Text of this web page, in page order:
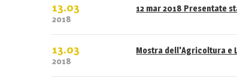
13.03
2018
12 mar 2018 Presentate
13.03
2018
Mostra dell'Agricoltura e